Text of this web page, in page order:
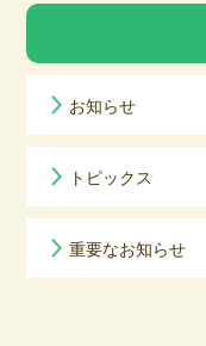
お知らせ
トピックス
重要なお知らせ